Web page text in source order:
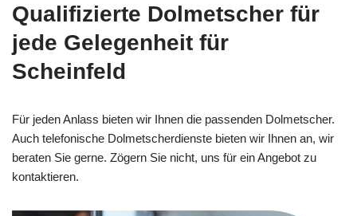
Qualifizierte Dolmetscher für
jede Gelegenheit für
Scheinfeld
Für jeden Anlass bieten wir Ihnen die passenden Dolmetscher.
Auch telefonische Dolmetscherdienste bieten wir Ihnen an, wir
beraten Sie gerne. Zögern Sie nicht, uns für ein Angebot zu
kontaktieren.